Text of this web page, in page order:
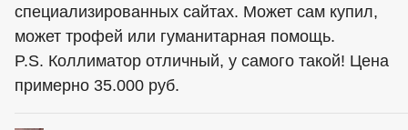
специализированных сайтах. Может сам купил,
может трофей или гуманитарная помощь.
P.S. Коллиматор отличный, у самого такой! Цена
примерно 35.000 руб.